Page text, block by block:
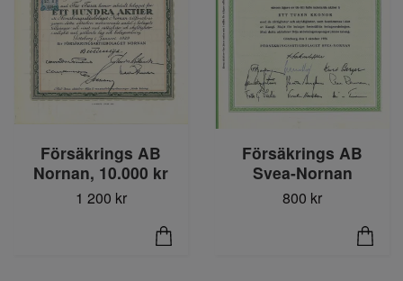
Försäkrings AB
Nornan, 10.000 kr
1 200 kr
Försäkrings AB
Svea-Nornan
800 kr